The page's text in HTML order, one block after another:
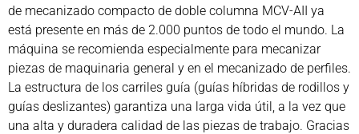
de mecanizado compacto de doble columna MCV-AII ya
está presente en más de 2.000 puntos de todo el mundo. La
máquina se recomienda especialmente para mecanizar
piezas de maquinaria general y en el mecanizado de perfiles.
La estructura de los carriles guía (guías híbridas de rodillos y
guías deslizantes) garantiza una larga vida útil, a la vez que
una alta y duradera calidad de las piezas de trabajo. Gracias